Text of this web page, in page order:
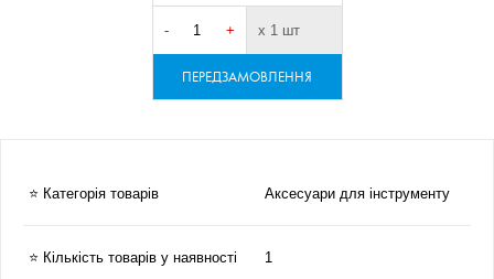
- + х 1 шт
ПЕРЕДЗАМОВЛЕННЯ
⭐ Категорія товарів Аксесуари для інструменту
⭐ Кількість товарів у наявності 1